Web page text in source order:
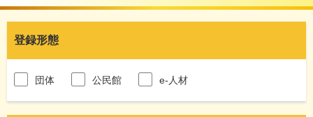
登録形態
団体 公民館 e-人材